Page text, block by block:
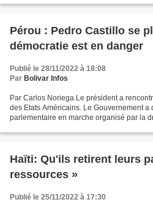
Pérou : Pedro Castillo se
démocratie est en danger
Publié le 28/11/2022 à 18:08
Par Bolivar Infos
Par Carlos Noriega Le président a
des Etats Américains. Le Gouvernement a
parlementaire en marche organisé par la
Haïti: Qu'ils retirent leurs
ressources »
Publié le 25/11/2022 à 17:30